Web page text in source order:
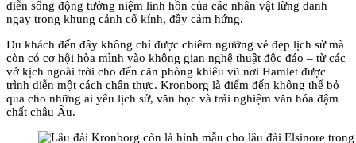
diễn sống động tưởng niệm linh hồn của các nhân vật lừng danh
ngay trong khung cảnh cổ kính, đầy cảm hứng.
Du khách đến đây không chỉ được chiêm ngưỡng vẻ đẹp lịch sử mà
còn có cơ hội hòa mình vào không gian nghệ thuật độc đáo – từ các
vở kịch ngoài trời cho đến căn phòng khiêu vũ nơi Hamlet được
trình diễn một cách chân thực. Kronborg là điểm đến không thể bỏ
qua cho những ai yêu lịch sử, văn học và trải nghiệm văn hóa đậm
chất châu Âu.